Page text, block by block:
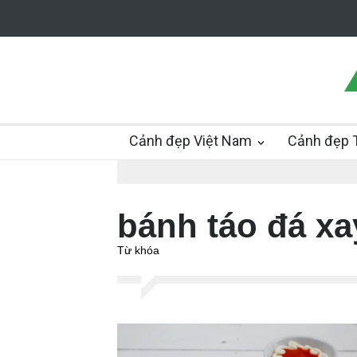
Cảnh đẹp Việt Nam Cảnh đẹp
bánh táo đá
Từ khóa